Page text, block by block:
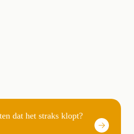
dat het straks klopt?